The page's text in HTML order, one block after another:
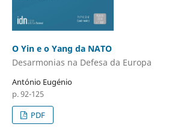
O Yin e o Yang da NATO
Desarmonias na Defesa da Europa
António Eugénio
p. 92-125
PDF